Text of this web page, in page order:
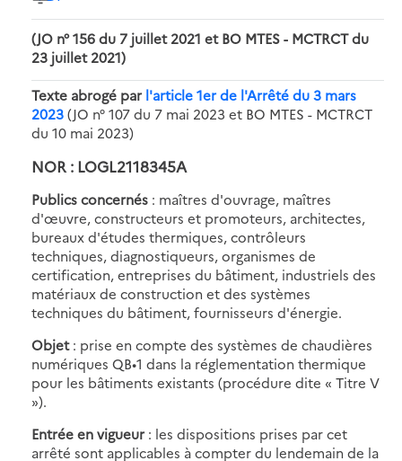
(JO n° 156 du 7 juillet 2021 et BO MTES - MCTRCT du
23 juillet 2021)
Texte abrogé par l'article 1er de l'Arrêté du 3 mars
2023(JO n° 107 du 7 mai 2023 et BO MTES - MCTRCT
du 10 mai 2023)
NOR : LOGL2118345A
Publics concernés : maîtres d'ouvrage, maîtres
d'œuvre, constructeurs et promoteurs, architectes,
bureaux d'études thermiques, contrôleurs
techniques, diagnostiqueurs, organismes de
certification, entreprises du bâtiment, industriels des
matériaux de construction et des systèmes
techniques du bâtiment, fournisseurs d'énergie.
Objet: prise en compte des systèmes de chaudières
numériques QB•1 dans la réglementation thermique
pour les bâtiments existants (procédure dite « Titre V
»).
Entrée en vigueur : les dispositions prises par cet
arrêté sont applicables à compter du lendemain de la